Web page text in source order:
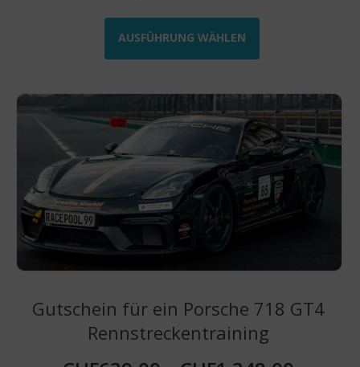
AUSFÜHRUNG WÄHLEN
Dieses
auf.
Die
Optionen
können
auf
der
Produktseite
Gutschein für ein Porsche 718 GT4
Rennstreckentraining